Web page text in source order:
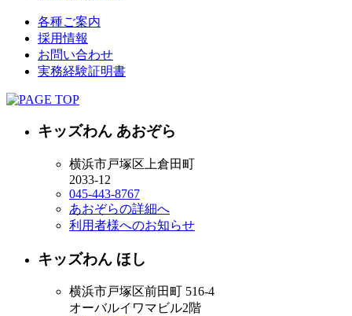
各種ご案内
採用情報
お問い合わせ
実務経験証明書
キッズわん あおぞら
横浜市戸塚区上倉田町
2033-12
045-443-8767
あおぞらの詳細へ
利用者様へのお知らせ
キッズわん ほし
横浜市戸塚区前田町 516-4
オーバルイワマビル2階